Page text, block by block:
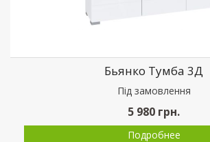
Бьянко Тумба 3Д
Пiд замовлення
5 980 грн.
Подробнее